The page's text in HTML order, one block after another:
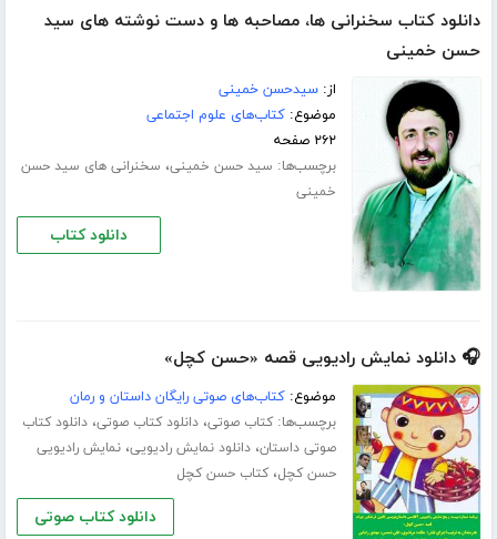
دانلود کتاب سخنرانی ها، مصاحبه ها و دست نوشته های سید
حسن خمینی
از:سیدحسن خمینی
موضوع:کتاب‌های علوم اجتماعی
۲۶۲ صفحه
برچسب‌ها: سید حسن خمینی، سخنرانی های سید حسن
خمینی
دانلود کتاب
🎧 دانلود نمایش رادیویی قصه «حسن کچل»
موضوع:کتاب‌های صوتی رایگان داستان و رمان
برچسب‌ها:کتاب صوتی،دانلود کتاب صوتی،دانلود کتاب
صوتی داستان،دانلود نمایش رادیویی،نمایش رادیویی
حسن کچل،کتاب حسن کچل
دانلود کتاب صوتی